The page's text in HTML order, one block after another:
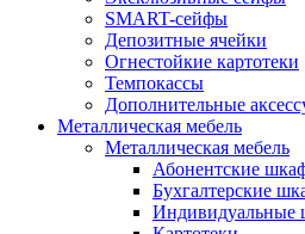
SMART-сейфы
Депозитные ячейки
Огнестойкие картотеки
Темпокассы
Дополнительные
Металлическая мебель
Металлическая мебель
Абонентские
Бухгалтерские
Индивидуальные